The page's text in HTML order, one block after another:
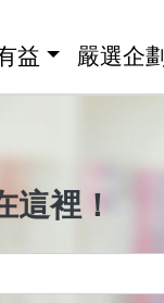
益 嚴選企劃
這裡！